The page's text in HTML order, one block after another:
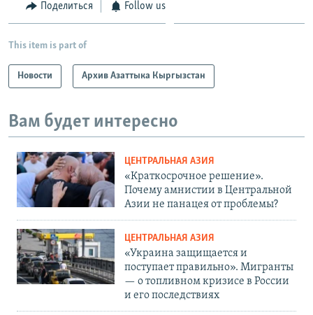
Поделиться Follow us
This item is part of
Новости Архив Азаттыка Кыргызстан
Вам будет интересно
ЦЕНТРАЛЬНАЯ АЗИЯ
«Краткосрочное решение».
Почему амнистии в Центральной
Азии не панацея от проблемы?
ЦЕНТРАЛЬНАЯ АЗИЯ
«Украина защищается и
поступает правильно». Мигранты
— о топливном кризисе в России
и его последствиях